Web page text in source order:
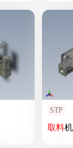
STP
取料